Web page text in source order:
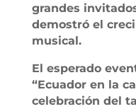
grandes
demostró el
musical.
El esperado
“Ecuador en la
celebración del